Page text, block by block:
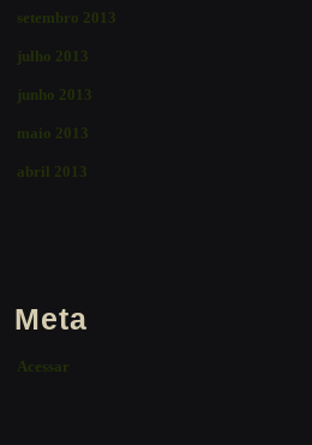
setembro 2013
julho 2013
junho 2013
maio 2013
abril 2013
Meta
Acessar